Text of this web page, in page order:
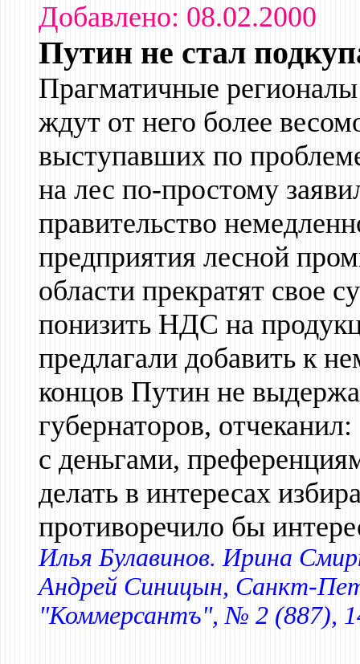
Добавлено: 08.02.2000
Путин не стал
Прагматичные
ждут от него более
выступавших по
на лес по-простому
правительство
предприятия лесной
области прекратят свое
понизить НДС на
предлагали добавить к
концов Путин не
губернаторов,
с деньгами,
делать в интересах
противоречило бы
Илья Булавинов. Ирина
Андрей Синицын, Санкт-
"Коммерсантъ", № 2 (887),